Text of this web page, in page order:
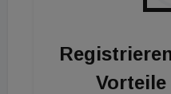
" Gefordert werden
Sanierung von
Investitionsprämie
Vorteile